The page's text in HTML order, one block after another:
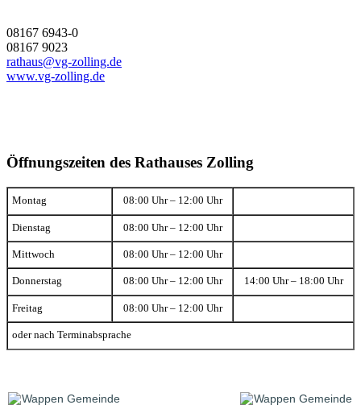
08167 6943-0
08167 9023
rathaus@vg-zolling.de
www.vg-zolling.de
Öffnungszeiten des Rathauses Zolling
Montag 08:00 Uhr – 12:00 Uhr
Dienstag 08:00 Uhr – 12:00 Uhr
Mittwoch 08:00 Uhr – 12:00 Uhr
Donnerstag 08:00 Uhr – 12:00 Uhr 14:00 Uhr – 18:00 Uhr
Freitag 08:00 Uhr – 12:00 Uhr
oder nach Terminabsprache